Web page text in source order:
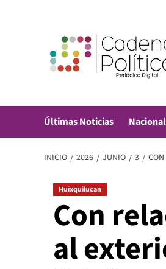
Últimas Noticias Nacional
INICIO 2026 JUNIO 3
Huixquilucan
Con
al